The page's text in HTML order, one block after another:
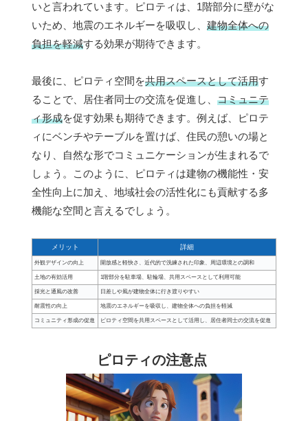
いと言われています。ピロティは、1階部分に壁がな
いため、地震のエネルギーを吸収し、 建物全体への
負担を軽減する効果が期待できます。
最後に、ピロティ空間を共用スペースとして活用す
ることで、居住者同士の交流を促進し、 コミュニテ
ィ形成を促す効果も期待できます。例えば、ピロテ
ィにベンチやテーブルを置けば、住民の憩いの場と
なり、自然な形でコミュニケーションが生まれるで
しょう。このように、ピロティは建物の機能性・安
全性向上に加え、地域社会の活性化にも貢献する多
機能な空間と言えるでしょう。
メリット 詳細
外観デザインの向上 開放感と軽快さ、近代的で洗練された印象、周辺環境との調和
土地の有効活用 1階部分を駐車場、駐輪場、共用スペースとして利用可能
採光と通風の改善 日差しや風が建物全体に行き渡りやすい
耐震性の向上 地震のエネルギーを吸収し、建物全体への負担を軽減
コミュニティ形成の促進 ピロティ空間を共用スペースとして活用し、居住者同士の交流を促進
ピロティの注意点